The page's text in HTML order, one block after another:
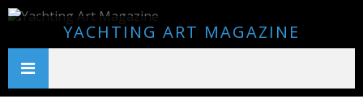
YACHTING ART MAGAZINE